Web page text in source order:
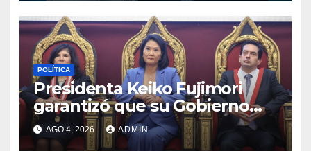
POLÍTICA
Presidenta Keiko Fujimori
garantizó que su Gobierno
respetará la separación de
poderes
AGO 4, 2026 ADMIN